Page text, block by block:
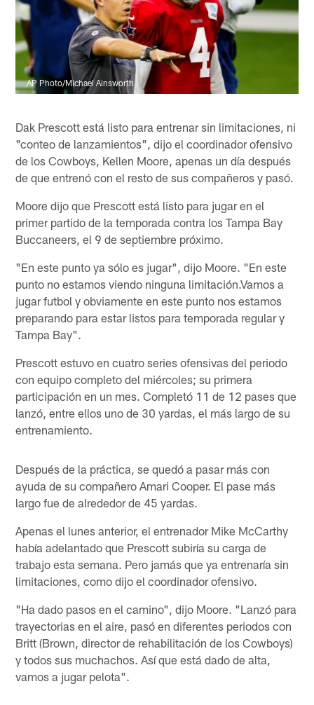
AP Photo/Michael Ainsworth
Dak Prescott está listo para entrenar sin limitaciones, ni
"conteo de lanzamientos", dijo el coordinador ofensivo
de los Cowboys, Kellen Moore, apenas un día después
de que entrenó con el resto de sus compañeros y pasó.
Moore dijo que Prescott está listo para jugar en el
primer partido de la temporada contra los Tampa Bay
Buccaneers, el 9 de septiembre próximo.
"En este punto ya sólo es jugar", dijo Moore. "En este
punto no estamos viendo ninguna limitación.Vamos a
jugar futbol y obviamente en este punto nos estamos
preparando para estar listos para temporada regular y
Tampa Bay".
Prescott estuvo en cuatro series ofensivas del periodo
con equipo completo del miércoles; su primera
participación en un mes. Completó 11 de 12 pases que
lanzó, entre ellos uno de 30 yardas, el más largo de su
entrenamiento.
Después de la práctica, se quedó a pasar más con
ayuda de su compañero Amari Cooper. El pase más
largo fue de alrededor de 45 yardas.
Apenas el lunes anterior, el entrenador Mike McCarthy
había adelantado que Prescott subiría su carga de
trabajo esta semana. Pero jamás que ya entrenaría sin
limitaciones, como dijo el coordinador ofensivo.
"Ha dado pasos en el camino", dijo Moore. "Lanzó para
trayectorias en el aire, pasó en diferentes periodos con
Britt (Brown, director de rehabilitación de los Cowboys)
y todos sus muchachos. Así que está dado de alta,
vamos a jugar pelota".